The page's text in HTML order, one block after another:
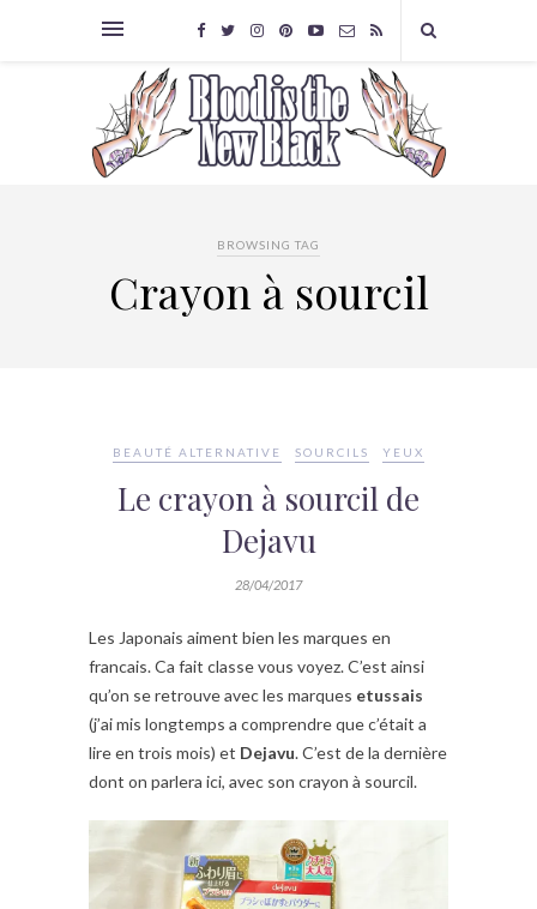
BROWSING TAG
Crayon à sourcil
BEAUTÉ ALTERNATIVE SOURCILS YEUX
Le crayon à sourcil de
Dejavu
28/04/2017
Les Japonais aiment bien les marques en
francais. Ca fait classe vous voyez. C’est ainsi
qu’on se retrouve avec les marques etussais
(j’ai mis longtemps a comprendre que c’était a
lire en trois mois) et Dejavu. C’est de la dernière
dont on parlera ici, avec son crayon à sourcil.